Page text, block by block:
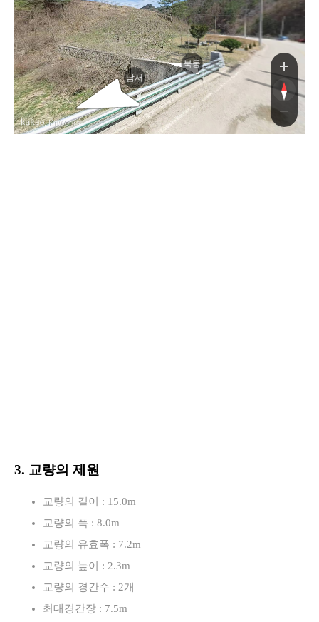
남서
북동
, KnWorks
3. 교량의 제원
교량의 길이 : 15.0m
교량의 폭 : 8.0m
교량의 유효폭 : 7.2m
교량의 높이 : 2.3m
교량의 경간수 : 2개
최대경간장 : 7.5m